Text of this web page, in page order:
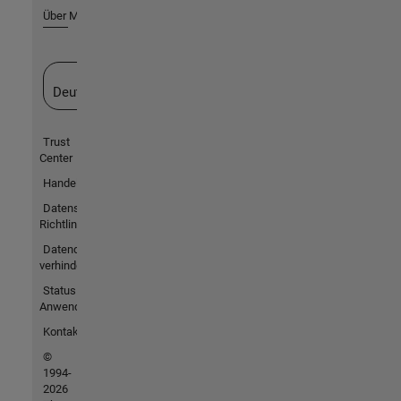
Über MathWorks
Deutschland
Trust
Center
Handelsmarken
Datenschutz-
Richtlinien
Datendiebstahl
verhindern
Status von
Anwendungen
Kontakt
©
1994-
2026